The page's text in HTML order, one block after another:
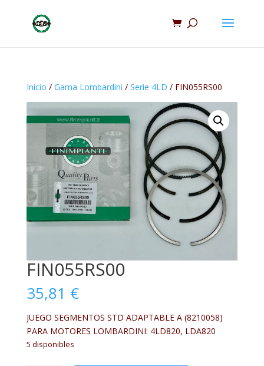
Inicio / Gama Lombardini / Serie 4LD / FIN055RS00
FIN055RS00
35,81 €
JUEGO SEGMENTOS STD ADAPTABLE A (8210058)
PARA MOTORES LOMBARDINI: 4LD820, LDA820
5 disponibles